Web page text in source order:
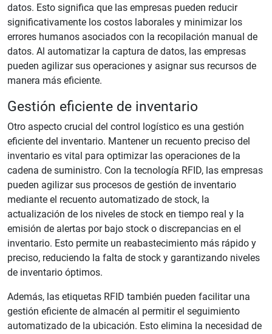
datos. Esto significa que las empresas pueden reducir
significativamente los costos laborales y minimizar los
errores humanos asociados con la recopilación manual de
datos. Al automatizar la captura de datos, las empresas
pueden agilizar sus operaciones y asignar sus recursos de
manera más eficiente.
Gestión eficiente de inventario
Otro aspecto crucial del control logístico es una gestión
eficiente del inventario. Mantener un recuento preciso del
inventario es vital para optimizar las operaciones de la
cadena de suministro. Con la tecnología RFID, las empresas
pueden agilizar sus procesos de gestión de inventario
mediante el recuento automatizado de stock, la
actualización de los niveles de stock en tiempo real y la
emisión de alertas por bajo stock o discrepancias en el
inventario. Esto permite un reabastecimiento más rápido y
preciso, reduciendo la falta de stock y garantizando niveles
de inventario óptimos.
Además, las etiquetas RFID también pueden facilitar una
gestión eficiente de almacén al permitir el seguimiento
automatizado de la ubicación. Esto elimina la necesidad de